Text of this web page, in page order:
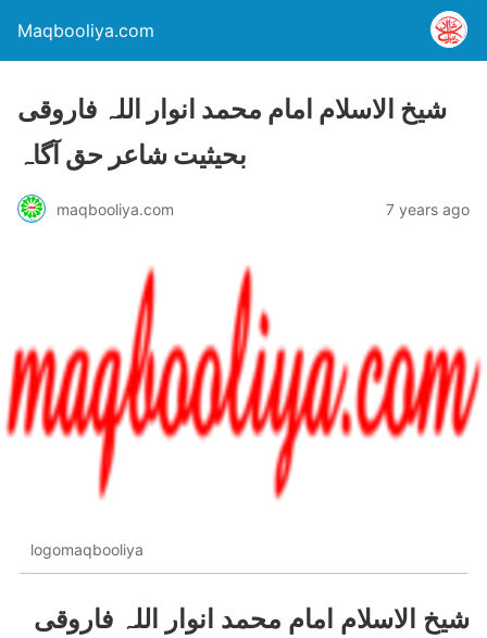
Maqbooliya.com
شیخ الاسلام امام محمد انوار اللہ فاروقی
بحیثیت شاعر حق آگاہ
maqbooliya.com 7 years ago
logomaqbooliya
شیخ الاسلام امام محمد انوار اللہ فاروقی